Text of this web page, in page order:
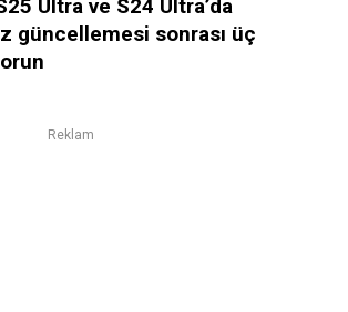
Ultra ve S24 Ultra’da
güncellemesi sonrası üç
Reklam